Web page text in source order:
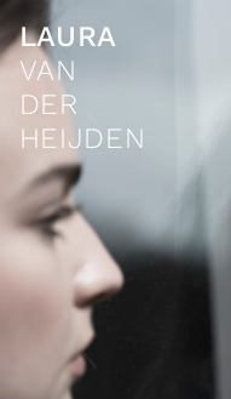
LAURA
VAN
DER
HEIJDEN